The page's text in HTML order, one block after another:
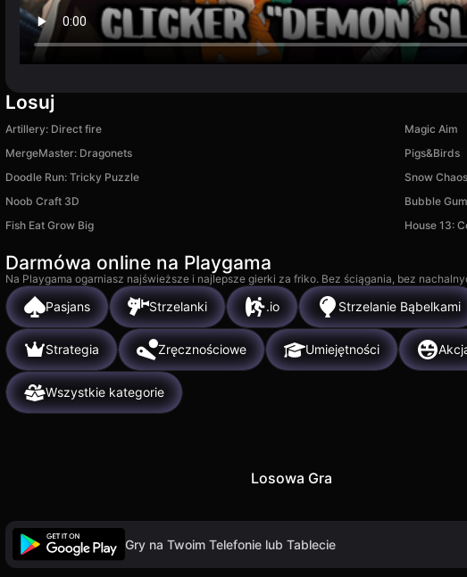
Losuj
Artillery: Direct fire Magic Aim
MergeMaster: Dragonets
Pigs&Birds
Doodle Run: Tricky Puzzle
Snow Chaos
Noob Craft 3D
Bubble Gum
Fish Eat Grow Big
House 13:
Darmówa online na Playgama
Na Playgama ogarniasz najświeższe i najlepsze gierki za friko. Bez ściągania, bez
Pasjans Strzelanki .io Strzelanie Bąbelkami
Strategia Zręcznościowe Umiejętności
Wszystkie kategorie
Losowa Gra
Gry na Twoim Telefonie lub Tablecie